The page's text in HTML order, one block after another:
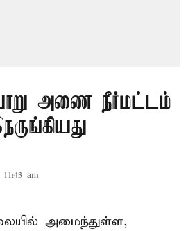
அணை நீர்மட்டம்
am
அமைந்துள்ள,